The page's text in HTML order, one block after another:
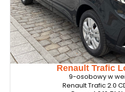
Renault Trafic
9-osobowy w
Renault Trafic 2.0